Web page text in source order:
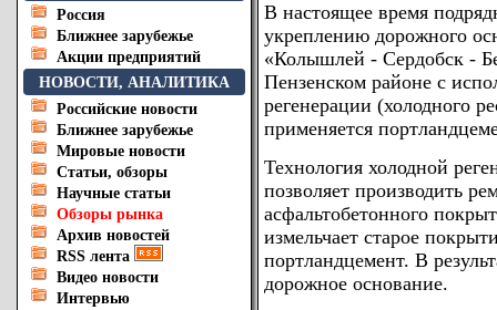
Россия
Ближнее зарубежье
Акции предприятий
НОВОСТИ, АНАЛИТИКА
Российские новости
Ближнее зарубежье
Мировые новости
Статьи, обзоры
Научные статьи
Обзоры рынка
Архив новостей
RSS лента
Видео новости
Интервью
В настоящее время
укреплению дорожного
«Колышлей - Сердобск -
Пензенском районе с
регенерации (холодного
применяется
Технология холодной
позволяет производить
асфальтобетонного
измельчает старое
портландцемент. В
дорожное основание.